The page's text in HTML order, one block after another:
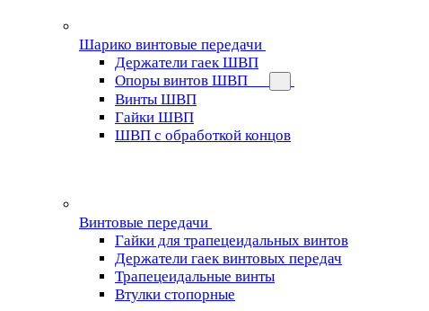
Шарико винтовые передачи
Держатели гаек ШВП
Опоры винтов ШВП
Винты ШВП
Гайки ШВП
ШВП с обработкой концов
Винтовые передачи
Гайки для трапецеидальных винтов
Держатели гаек винтовых передач
Трапецеидальные винты
Втулки стопорные